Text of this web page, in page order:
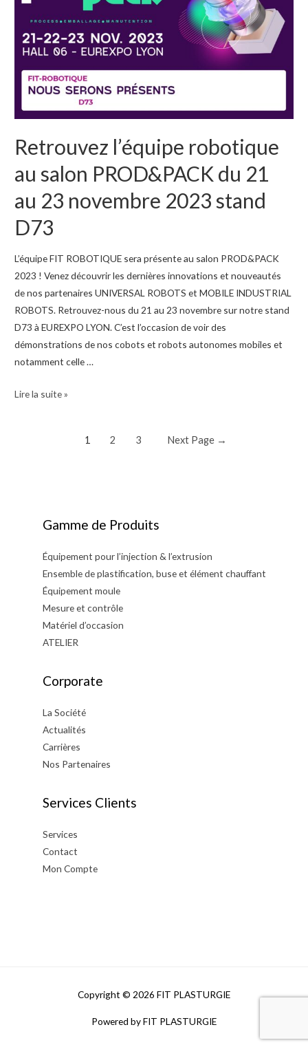
produit
purge
lors
de
machines
pendant
les
vacances
?
Retrouvez l’équipe robotique
au salon PROD&PACK du 21
au 23 novembre 2023 stand
D73
L’équipe FIT ROBOTIQUE sera présente au salon PROD&PACK
2023 ! Venez découvrir les dernières innovations et nouveautés
de nos partenaires UNIVERSAL ROBOTS et MOBILE INDUSTRIAL
ROBOTS. Retrouvez-nous du 21 au 23 novembre sur notre stand
D73 à EUREXPO LYON. C’est l’occasion de voir des
démonstrations de nos cobots et robots autonomes mobiles et
notamment celle …
Retrouvez
novembre
Lire la suite »
Navigation
1 2 3 Next Page →
Gamme de Produits
Équipement pour l’injection & l’extrusion
Ensemble de plastification, buse et élément chauffant
Équipement moule
Mesure et contrôle
Matériel d’occasion
ATELIER
Corporate
La Société
Actualités
Carrières
Nos Partenaires
Services Clients
Services
Contact
Mon Compte
Copyright © 2026 FIT PLASTURGIE
Powered byFIT PLASTURGIE